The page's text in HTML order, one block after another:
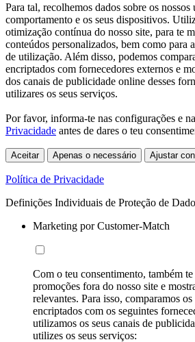
Para tal, recolhemos dados sobre os nossos
comportamento e os seus dispositivos.
otimização contínua do nosso site, para te
conteúdos personalizados, bem como para
de utilização. Além disso, podemos
encriptados com fornecedores externos e
dos canais de publicidade online desses
utilizares os seus serviços.
Por favor, informa-te nas configurações e
Privacidade antes de dares o teu
Aceitar Apenas o necessário Ajustar
Política de Privacidade
Definições Individuais de Proteção de
Marketing por Customer-Match
Com o teu consentimento, também
promoções fora do nosso site e
relevantes. Para isso, comparamos os
encriptados com os seguintes
utilizamos os seus canais de
utilizes os seus serviços: